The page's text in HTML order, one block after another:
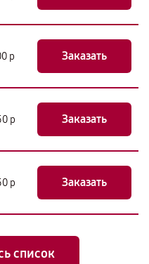
р Заказать
р Заказать
р Заказать
список